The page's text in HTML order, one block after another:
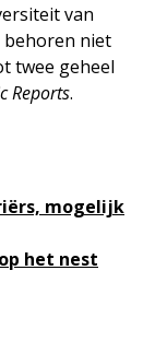
van
behoren niet
twee geheel
Reports.
mogelijk
het nest